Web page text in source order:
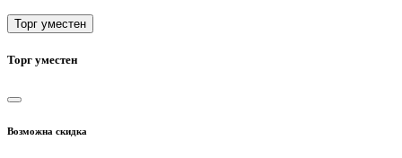
Торг уместен
Торг уместен
Возможна скидка